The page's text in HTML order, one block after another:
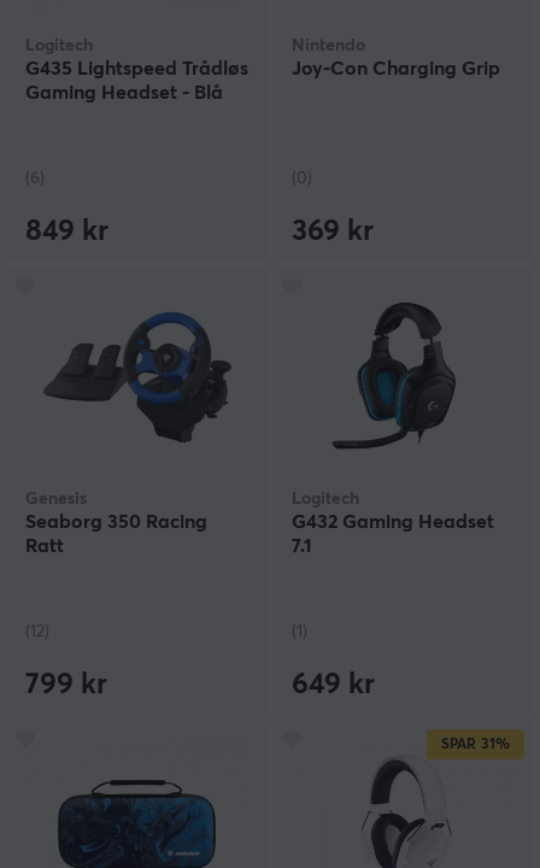
Logitech
G435 Lightspeed Trådløs
Gaming Headset - Blå
(6)
849 kr
Nintendo
Joy-Con Charging Grip
(0)
369 kr
Genesis
Seaborg 350 Racing
Ratt
(12)
799 kr
Logitech
G432 Gaming Headset
7.1
(1)
649 kr
SPAR 31%